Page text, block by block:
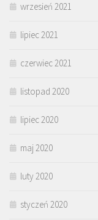
wrzesień 2021
lipiec 2021
czerwiec 2021
listopad 2020
lipiec 2020
maj 2020
luty 2020
styczeń 2020